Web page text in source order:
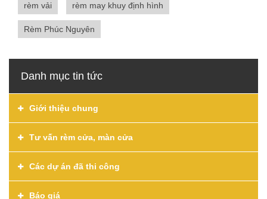
rèm vải rèm may khuy định hình
Rèm Phúc Nguyên
Danh mục tin tức
Giới thiệu chung
Tư vấn rèm cửa, màn cửa
Các dự án đã thi công
Báo giá